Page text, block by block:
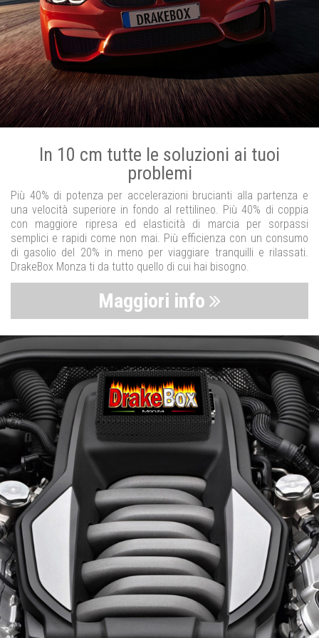
In 10 cm tutte le soluzioni ai tuoi
problemi
Più 40% di potenza per accelerazioni brucianti alla partenza e
una velocità superiore in fondo al rettilineo. Più 40% di coppia
con maggiore ripresa ed elasticità di marcia per sorpassi
semplici e rapidi come non mai. Più efficienza con un consumo
di gasolio del 20% in meno per viaggiare tranquilli e rilassati.
DrakeBox Monza ti da tutto quello di cui hai bisogno.
Maggiori info